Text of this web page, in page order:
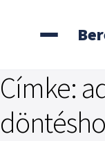
Címke: